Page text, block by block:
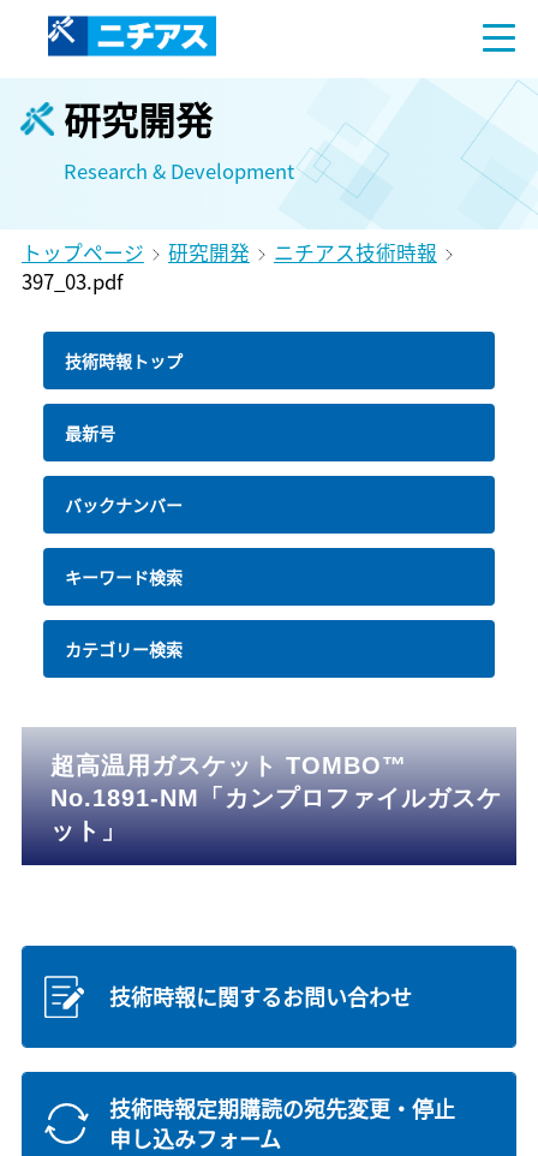
研究開発
Research & Development
トップページ 研究開発
ニチアス技術時報
397_03.pdf
技術時報トップ
最新号
バックナンバー
キーワード検索
カテゴリー検索
超高温用ガスケット TOMBO™
No.1891-NM「カンプロファイルガスケ
ット」
技術時報に関するお問い合わせ
技術時報定期購読の宛先変更・停止
申し込みフォーム